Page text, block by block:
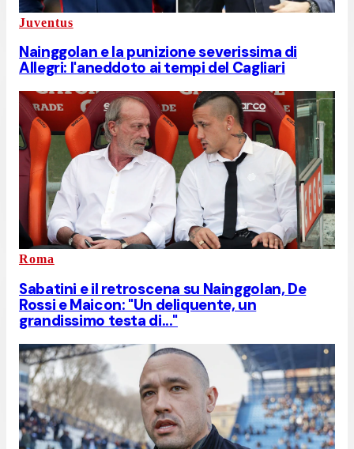
Juventus
Nainggolan e la punizione severissima di
Allegri: l'aneddoto ai tempi del Cagliari
Roma
Sabatini e il retroscena su Nainggolan, De
Rossi e Maicon: "Un deliquente, un
grandissimo testa di..."